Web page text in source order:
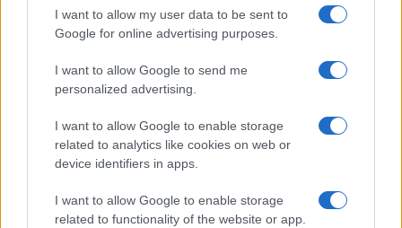
I want to allow my user data to be sent to
Google for online advertising purposes.
I want to allow Google to send me
personalized advertising.
I want to allow Google to enable storage
related to analytics like cookies on web or
device identifiers in apps.
I want to allow Google to enable storage
related to functionality of the website or app.
Marta Ruiz · 8 Ago 2026
FINANZAS